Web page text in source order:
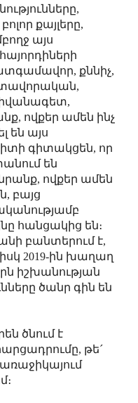
քայլերը,
այս
քննիչ,
ովքեր ամեն ինչ
են այս
գիտակցեն, որ
են
ովքեր ամեն
բայց
հանցակից են։
բանտերում է,
2019-ին խաղաղ
իշխանության
ծանր գին են
ծնում է
թե´